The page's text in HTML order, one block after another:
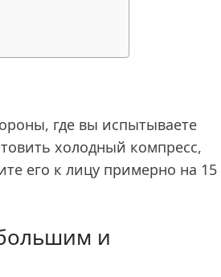
где вы испытываете
холодный компресс,
его к лицу примерно на 15
и